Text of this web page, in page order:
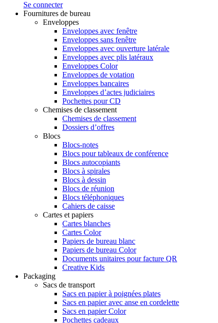
Se connecter
Fournitures de bureau
Enveloppes
Enveloppes avec fenêtre
Enveloppes sans fenêtre
Enveloppes avec ouverture latérale
Enveloppes avec plis latéraux
Enveloppes Color
Enveloppes de votation
Enveloppes bancaires
Enveloppes d’actes judiciaires
Pochettes pour CD
Chemises de classement
Chemises de classement
Dossiers d’offres
Blocs
Blocs-notes
Blocs pour tableaux de conférence
Blocs autocopiants
Blocs à spirales
Blocs à dessin
Blocs de réunion
Blocs téléphoniques
Cahiers de caisse
Cartes et papiers
Cartes blanches
Cartes Color
Papiers de bureau blanc
Papiers de bureau Color
Documents unitaires pour facture QR
Creative Kids
Packaging
Sacs de transport
Sacs en papier à poignées plates
Sacs en papier avec anse en cordelette
Sacs en papier Color
Pochettes cadeaux